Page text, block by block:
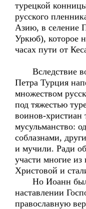
турецкой
русского
Азию, в селение
Уркюб), которое
часах пути от
Вследствие
Петра Турция
множеством
под тяжестью
воинов-христиан
мусульманство:
соблазнами,
и мучили. Ради
участи многие из
Христовой и
Но Иоанн был
наставлении
православную